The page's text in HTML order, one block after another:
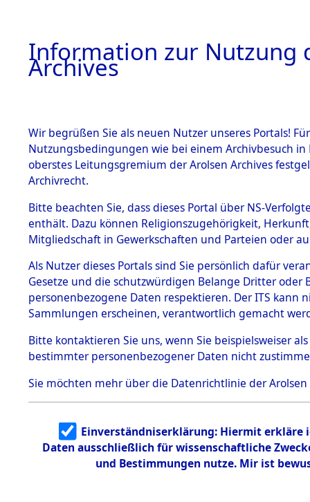
BESTÄNDE
1.
mente
5. Verschiedenes
5.3
Todesmärsche
5.3.1 Alliierte
Erhebungen
zu
Todesmärsch
en
5.3.2
Identifizierun
g
5.3.3
Todesmärsch
Dachau
→0045
Information zur Nutzung
Archives
Wir begrüßen Sie als neuen Nutzer unseres Portals!
Nutzungsbedingungen wie bei einem Archivbesuch
oberstes Leitungsgremium der Arolsen Archives
Archivrecht.
Bitte beachten Sie, dass dieses Portal über NS-
enthält. Dazu können Religionszugehörigkeit,
Mitgliedschaft in Gewerkschaften und Parteien oder
Als Nutzer dieses Portals sind Sie persönlich dafür
Gesetze und die schutzwürdigen Belange Dritter
personenbezogene Daten respektieren. Der ITS
Sammlungen erscheinen, verantwortlich gemacht
Bitte kontaktieren Sie uns, wenn Sie beispielsweiser
bestimmter personenbezogener Daten nicht
Sie möchten mehr über die Datenrichtlinie der Arolsen
Einverständniserklärung: Hiermit erkläre
Daten ausschließlich für wissenschaftliche
und Bestimmungen nutze. Mir ist